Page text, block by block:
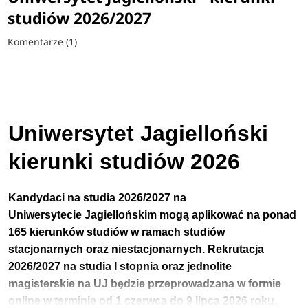
studiów 2026/2027
Komentarze (1)
Uniwersytet Jagielloński
kierunki studiów 2026
Kandydaci na studia 2026/2027 na
Uniwersytecie Jagiellońskim mogą aplikować na ponad
165 kierunków studiów w ramach studiów
stacjonarnych oraz niestacjonarnych. Rekrutacja
2026/2027 na studia I stopnia oraz jednolite
magisterskie na UJ będzie przeprowadzana w formie
online w terminie od 1 czerwca do 9 lipca 2026 roku.